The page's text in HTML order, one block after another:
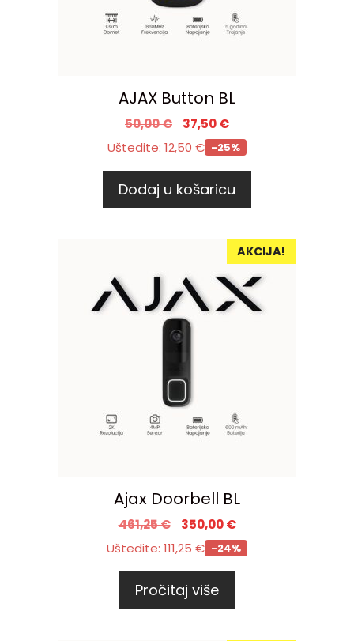
AJAX Button BL
50,00€ 37,50€
Uštedite: 12,50 € -25%
Dodaj u košaricu
AKCIJA!
Ajax Doorbell BL
461,25€ 350,00€
Uštedite: 111,25 € -24%
Pročitaj više